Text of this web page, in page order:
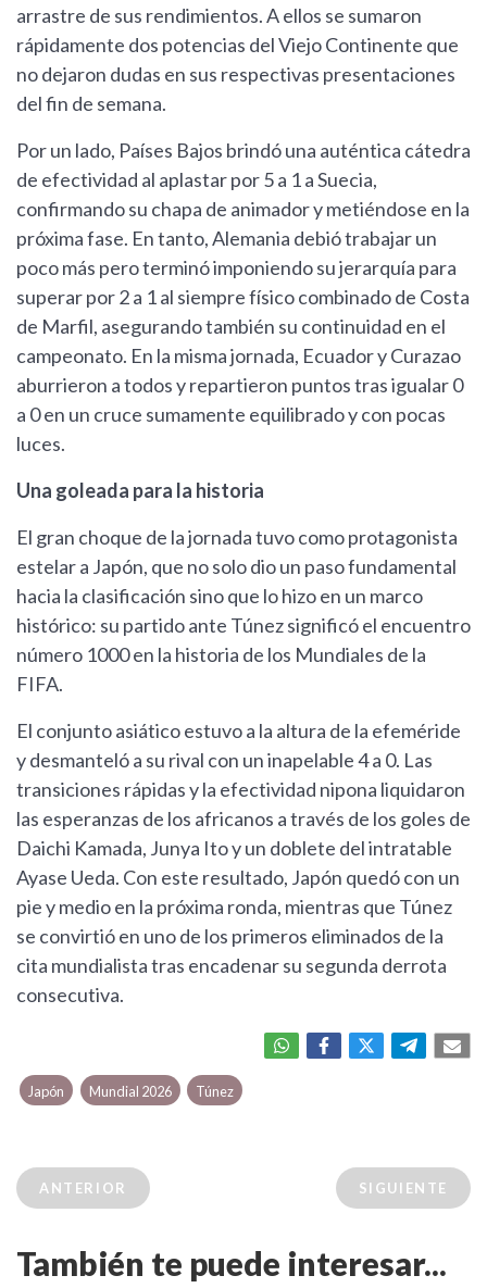
arrastre de sus rendimientos. A ellos se sumaron
rápidamente dos potencias del Viejo Continente que
no dejaron dudas en sus respectivas presentaciones
del fin de semana.
Por un lado, Países Bajos brindó una auténtica cátedra
de efectividad al aplastar por 5 a 1 a Suecia,
confirmando su chapa de animador y metiéndose en la
próxima fase. En tanto, Alemania debió trabajar un
poco más pero terminó imponiendo su jerarquía para
superar por 2 a 1 al siempre físico combinado de Costa
de Marfil, asegurando también su continuidad en el
campeonato. En la misma jornada, Ecuador y Curazao
aburrieron a todos y repartieron puntos tras igualar 0
a 0 en un cruce sumamente equilibrado y con pocas
luces.
Una goleada para la historia
El gran choque de la jornada tuvo como protagonista
estelar a Japón, que no solo dio un paso fundamental
hacia la clasificación sino que lo hizo en un marco
histórico: su partido ante Túnez significó el encuentro
número 1000 en la historia de los Mundiales de la
FIFA.
El conjunto asiático estuvo a la altura de la efeméride
y desmanteló a su rival con un inapelable 4 a 0. Las
transiciones rápidas y la efectividad nipona liquidaron
las esperanzas de los africanos a través de los goles de
Daichi Kamada, Junya Ito y un doblete del intratable
Ayase Ueda. Con este resultado, Japón quedó con un
pie y medio en la próxima ronda, mientras que Túnez
se convirtió en uno de los primeros eliminados de la
cita mundialista tras encadenar su segunda derrota
consecutiva.
Japón Mundial 2026 Túnez
ANTERIOR SIGUIENTE
También te puede interesar...